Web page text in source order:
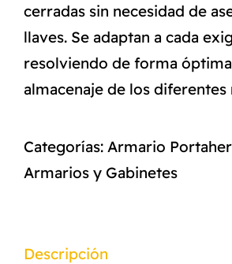
cerradas sin necesidad de
llaves. Se adaptan a cada
resolviendo de forma
almacenaje de los diferentes
Categorías: Armario
Armarios y Gabinetes
Descripción